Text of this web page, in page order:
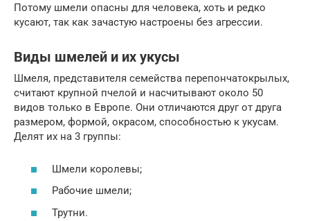
Потому шмели опасны для человека, хоть и редко
кусают, так как зачастую настроены без агрессии.
Виды шмелей и их укусы
Шмеля, представителя семейства перепончатокрылых,
считают крупной пчелой и насчитывают около 50
видов только в Европе. Они отличаются друг от друга
размером, формой, окрасом, способностью к укусам.
Делят их на 3 группы:
Шмели королевы;
Рабочие шмели;
Трутни.